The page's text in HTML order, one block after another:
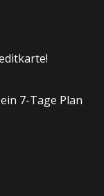
7-Tage Plan